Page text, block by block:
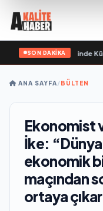
SON DAKİKA
Savunma Sanayinde
ANA SAYFA/BÜLTEN
Ekonomist
İke: “Dünya
ekonomik
maçından
ortaya